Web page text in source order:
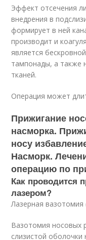
Эффект отсечения
внедрения в
формирует в ней
производит и
является
тампонады, а также
тканей.
Операция может
Прижигание
насморка.
носу
Насморк.
операцию по
Как проводится
лазером?
Лазерная вазотомия
Вазотомия носовых
слизистой оболочки